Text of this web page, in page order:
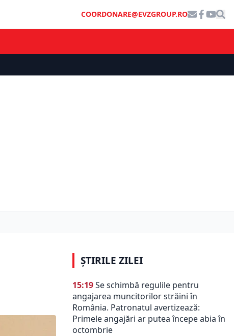
COORDONARE@EVZGROUP.RO
ȘTIRILE ZILEI
15:19Se schimbă regulile pentru
angajarea muncitorilor străini în
România. Patronatul avertizează:
Primele angajări ar putea începe abia în
octombrie